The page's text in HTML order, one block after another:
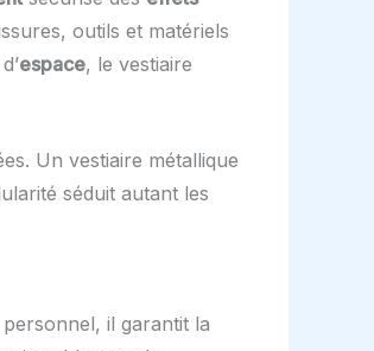
outils et matériels
espace, le vestiaire
Un vestiaire métallique
séduit autant les
personnel, il garantit la